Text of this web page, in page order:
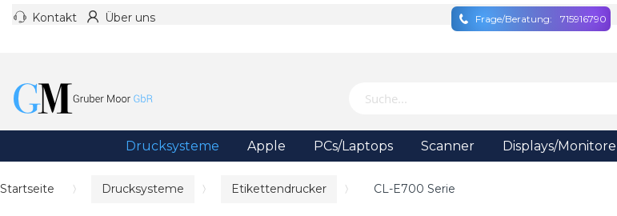
Kontakt Über uns Frage/Beratung: 715916790
Drucksysteme Apple PCs/Laptops Scanner Displays/Monitore
Startseite Drucksysteme Etikettendrucker CL-E700 Serie